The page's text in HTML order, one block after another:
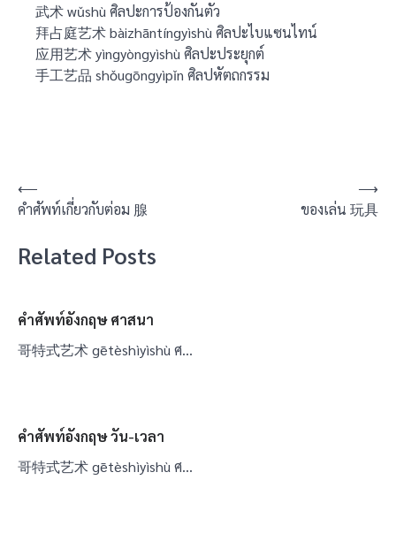
武术 wǔshù ศิลปะการป้องกันตัว
拜占庭艺术 bàizhāntíngyìshù ศิลปะไบแซนไทน์
应用艺术 yìngyòngyìshù ศิลปะประยุกต์
手工艺品 shǒugōngyìpǐn ศิลปหัตถกรรม
แนะแนว
เรื่อง
⟵
คำศัพท์เกี่ยวกับต่อม 腺
ของเล่น 玩具
⟶
Related Posts
คำศัพท์อังกฤษ ศาสนา
哥特式艺术 gētèshìyìshù ศ…
คำศัพท์อังกฤษ วัน-เวลา
哥特式艺术 gētèshìyìshù ศ…